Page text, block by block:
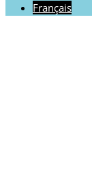
Français